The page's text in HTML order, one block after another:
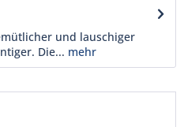
und lauschiger
Die... mehr